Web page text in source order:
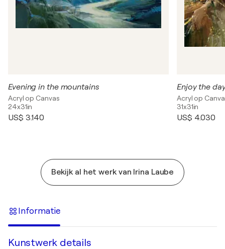
Evening in the mountains
Acryl op Canvas
24x31in
US$ 3.140
Enjoy the
Acryl op
31x31in
US$ 4.030
Bekijk al het werk van Irina Laube
Informatie
Kunstwerk details